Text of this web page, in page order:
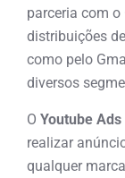
parceria com
distribuições
como pelo
diversos
O Youtube Ads
realizar
qualquer